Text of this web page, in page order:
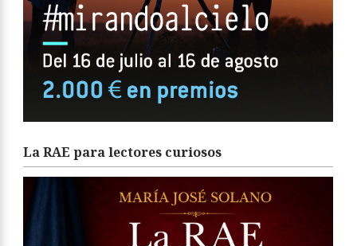
La RAE para lectores curiosos